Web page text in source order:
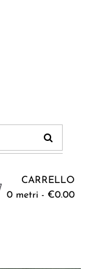
CARRELLO
0 metri - €0.00